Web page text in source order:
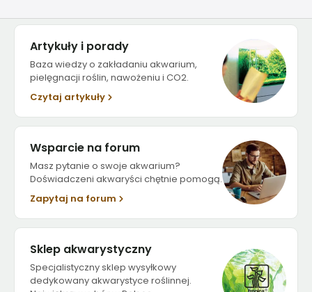
Artykuły i porady
Baza wiedzy o zakładaniu akwarium,
pielęgnacji roślin, nawożeniu i CO2.
Czytaj artykuły
Wsparcie na forum
Masz pytanie o swoje akwarium?
Doświadczeni akwaryści chętnie pomogą.
Zapytaj na forum
Sklep akwarystyczny
Specjalistyczny sklep wysyłkowy
dedykowany akwarystyce roślinnej.